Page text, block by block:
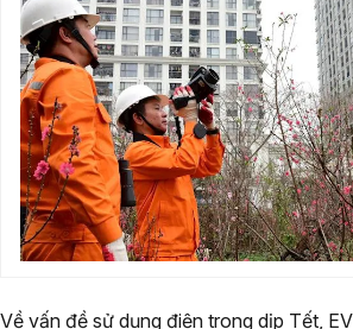
Về vấn đề sử dụng điện trong dịp Tết,